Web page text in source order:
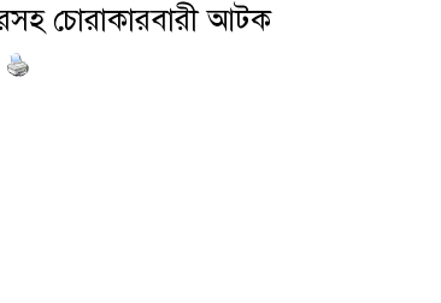
চোরাকারবারী আটক